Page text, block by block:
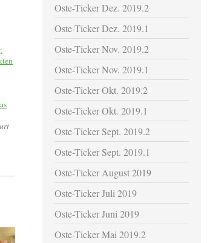
Oste-Ticker Dez. 2019.2
Oste-Ticker Dez. 2019.1
Oste-Ticker Nov. 2019.2
Oste-Ticker Nov. 2019.1
Oste-Ticker Okt. 2019.2
Oste-Ticker Okt. 2019.1
Oste-Ticker Sept. 2019.2
Oste-Ticker Sept. 2019.1
Oste-Ticker August 2019
Oste-Ticker Juli 2019
Oste-Ticker Juni 2019
Oste-Ticker Mai 2019.2